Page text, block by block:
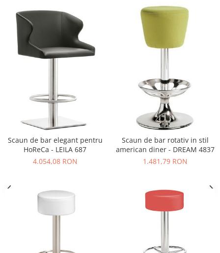
Vitrina bar / retrobar
Accesorii
Blaturi de masa
Blaturi din PAL
Blaturi din Topalit
Blaturi din lemn masiv
Blaturi din HPL Compact
Blaturi din piatra naturala si
compozit
Scaune profesionale
Scaune de lucru
Scaun de bar elegant pentru
HoReCa - LEILA 687
4.054,08 RON
Scaun de bar rotativ in stil
american diner - DREAM 4837
1.481,79 RON